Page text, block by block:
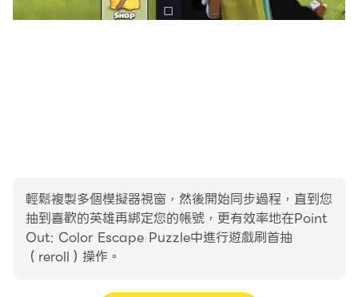
輕鬆複製多個模擬器視窗，然後開始同步過程，直到您
抽到喜歡的英雄再綁定您的帳號，更有效率地在Point
Out: Color Escape Puzzle中進行遊戲刷首抽
（reroll）操作。